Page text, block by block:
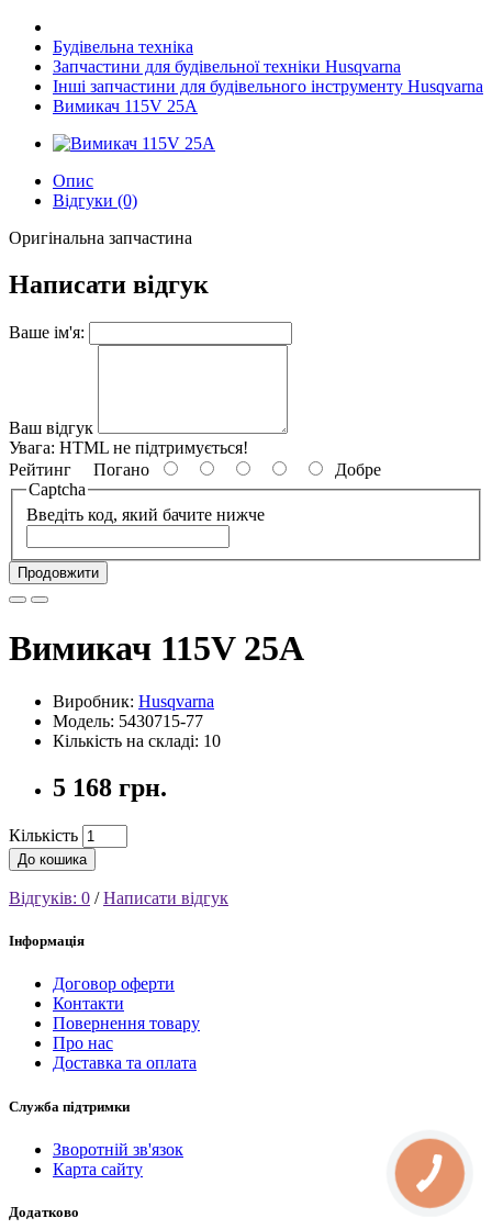
Будівельна техніка
Запчастини для будівельної техніки Husqvarna
Інші запчастини для будівельного інструменту Husqvarna
Вимикач 115V 25A
Опис
Відгуки (0)
Оригінальна запчастина
Написати відгук
Ваше ім'я:
Ваш відгук
Увага: HTML не підтримується!
Рейтинг Погано
Добре
Captcha
Введіть код, який бачите нижче
Продовжити
Вимикач 115V 25A
Виробник: Husqvarna
Модель: 5430715-77
Кількість на складі: 10
5 168 грн.
Кількість
До кошика
Відгуків: 0 /Написати відгук
Інформація
Договор оферти
Контакти
Повернення товару
Про нас
Доставка та оплата
Служба підтримки
Зворотній зв'язок
Карта сайту
Додатково